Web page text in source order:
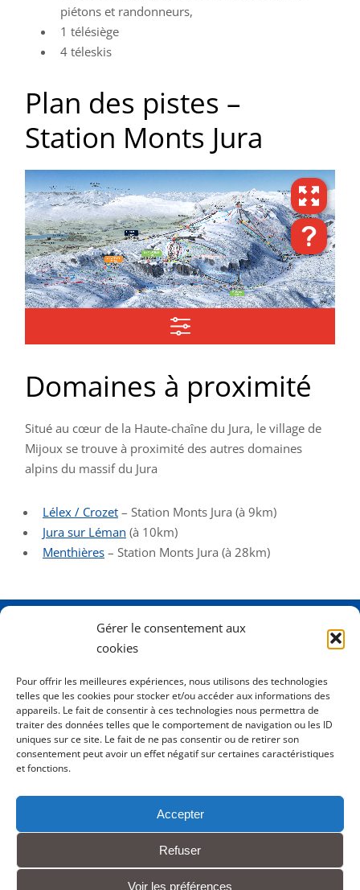
Gérer le consentement aux
cookies
Pour offrir les meilleures expériences, nous utilisons des technologies
telles que les cookies pour stocker et/ou accéder aux informations des
appareils. Le fait de consentir à ces technologies nous permettra de
traiter des données telles que le comportement de navigation ou les ID
uniques sur ce site. Le fait de ne pas consentir ou de retirer son
consentement peut avoir un effet négatif sur certaines caractéristiques
et fonctions.
Accepter
Refuser
Voir les préférences
piétons et randonneurs,
1 télésiège
4 téleskis
Plan des pistes –
Station Monts Jura
Domaines à proximité
Situé au cœur de la Haute-chaîne du Jura, le village de
Mijoux se trouve à proximité des autres domaines
alpins du massif du Jura
Lélex / Crozet– Station Monts Jura (à 9km)
Jura sur Léman (à 10km)
Menthières– Station Monts Jura (à 28km)
2 Rue Dame Pernette
Horaires
Lundi de 8h15 à 12h
Mardi de 8h15 à 12h
Mercredi 8h15 à 12h
Jeudi de 8h15 à 12h - 16h à 18h00
Tél.
Contact